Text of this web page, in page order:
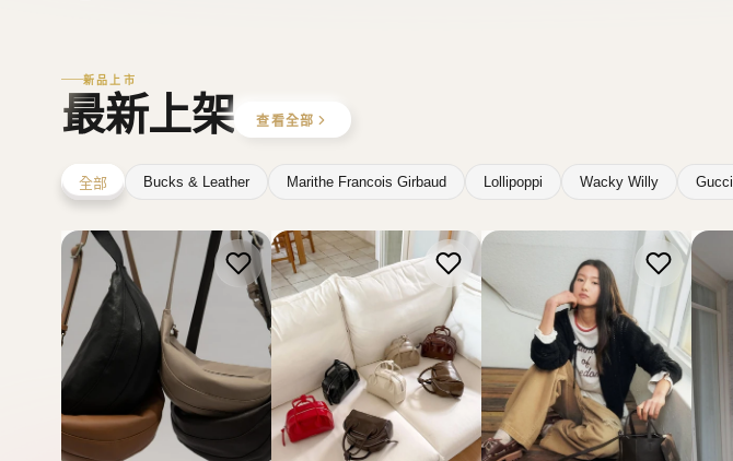
新品上市
最新上架 查看全部
全部 Bucks & Leather Marithe Francois Girbaud Lollipoppi Wacky Willy Gucci